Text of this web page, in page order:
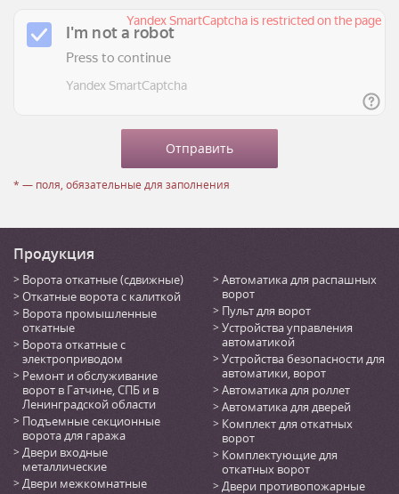
* — поля, обязательные для заполнения
Продукция
Ворота откатные (сдвижные)
Откатные ворота с калиткой
Ворота промышленные
откатные
Ворота откатные с
электроприводом
Ремонт и обслуживание
ворот в Гатчине, СПБ и в
Ленинградской области
Подъемные секционные
ворота для гаража
Двери входные
металлические
Двери межкомнатные
Автоматика для распашных
ворот
Пульт для ворот
Устройства управления
автоматикой
Устройства безопасности для
автоматики, ворот
Автоматика для роллет
Автоматика для дверей
Комплект для откатных
ворот
Комплектующие для
откатных ворот
Двери противопожарные